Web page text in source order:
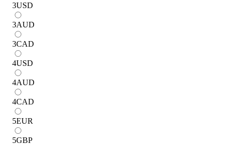
3USD
3AUD
3CAD
4USD
4AUD
4CAD
5EUR
5GBP